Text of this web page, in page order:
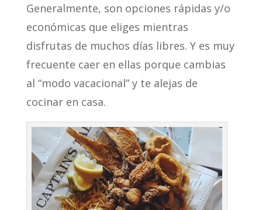
Generalmente, son opciones rápidas y/o
económicas que eliges mientras
disfrutas de muchos días libres. Y es muy
frecuente caer en ellas porque cambias
al “modo vacacional” y te alejas de
cocinar en casa.